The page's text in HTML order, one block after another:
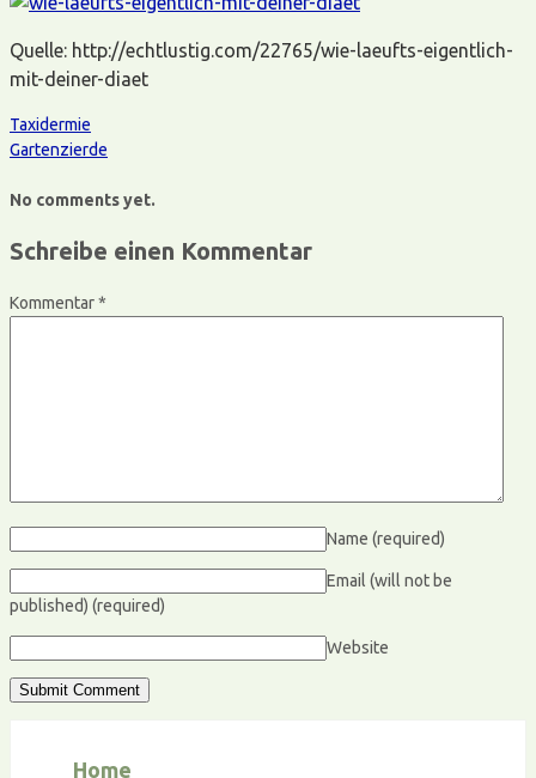
Quelle: http://echtlustig.com/22765/wie-laeufts-eigentlich-
mit-deiner-diaet
Taxidermie
Gartenzierde
No comments yet.
Schreibe einen Kommentar
Kommentar*
Name (required)
Email (will not be
published) (required)
Website
Home